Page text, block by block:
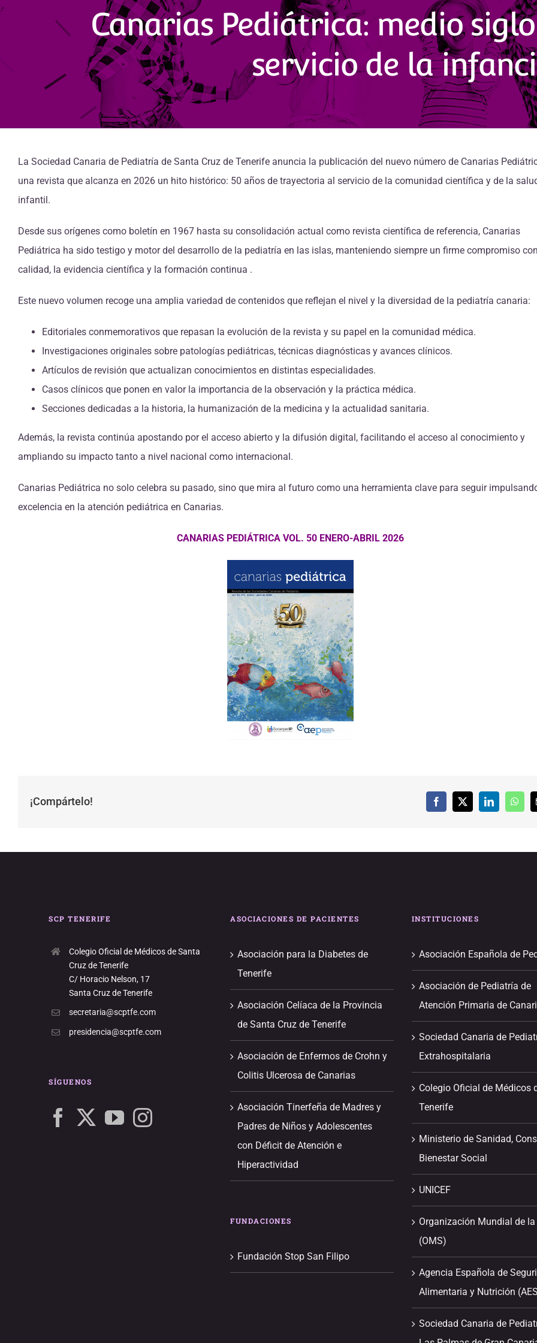
Canarias Pediátrica: medio
servicio de la
La Sociedad Canaria de Pediatría de Santa Cruz de Tenerife anuncia la publicación del nuevo número de Canarias
una revista que alcanza en 2026 un hito histórico: 50 años de trayectoria al servicio de la comunidad científica y de la
infantil.
Desde sus orígenes como boletín en 1967 hasta su consolidación actual como revista científica de referencia, Canarias
Pediátrica ha sido testigo y motor del desarrollo de la pediatría en las islas, manteniendo siempre un firme compromiso
calidad, la evidencia científica y la formación continua .
Este nuevo volumen recoge una amplia variedad de contenidos que reflejan el nivel y la diversidad de la pediatría canaria:
Editoriales conmemorativos que repasan la evolución de la revista y su papel en la comunidad médica.
Investigaciones originales sobre patologías pediátricas, técnicas diagnósticas y avances clínicos.
Artículos de revisión que actualizan conocimientos en distintas especialidades.
Casos clínicos que ponen en valor la importancia de la observación y la práctica médica.
Secciones dedicadas a la historia, la humanización de la medicina y la actualidad sanitaria.
Además, la revista continúa apostando por el acceso abierto y la difusión digital, facilitando el acceso al conocimiento y
ampliando su impacto tanto a nivel nacional como internacional.
Canarias Pediátrica no solo celebra su pasado, sino que mira al futuro como una herramienta clave para seguir
excelencia en la atención pediátrica en Canarias.
CANARIAS PEDIÁTRICA VOL. 50 ENERO-ABRIL 2026
¡Compártelo! Facebook
X LinkedIn
SCP TENERIFE
Colegio Oficial de Médicos de Santa
Cruz de Tenerife
C/ Horacio Nelson, 17
Santa Cruz de Tenerife
secretaria@scptfe.com
presidencia@scptfe.com
SÍGUENOS
ASOCIACIONES DE PACIENTES
Asociación para la Diabetes de
Tenerife
Asociación Celíaca de la Provincia
de Santa Cruz de Tenerife
Asociación de Enfermos de Crohn y
Colitis Ulcerosa de Canarias
Asociación Tinerfeña de Madres y
Padres de Niños y Adolescentes
con Déficit de Atención e
Hiperactividad
FUNDACIONES
Fundación Stop San Filipo
INSTITUCIONES
Asociación Española de
Asociación de Pediatría de
Atención Primaria de
Sociedad Canaria de
Extrahospitalaria
Colegio Oficial de Médicos
Tenerife
Ministerio de Sanidad,
Bienestar Social
UNICEF
Organización Mundial de la
(OMS)
Agencia Española de
Alimentaria y Nutrición
Sociedad Canaria de